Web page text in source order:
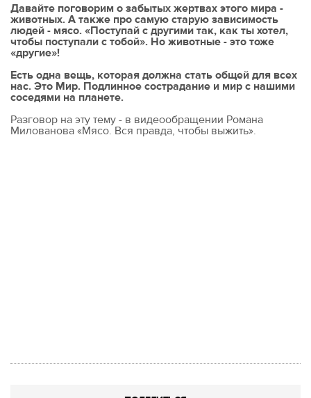
Давайте поговорим о забытых жертвах этого мира -
животных. А также про самую старую зависимость
людей - мясо. «Поступай с другими так, как ты хотел,
чтобы поступали с тобой». Но животные - это тоже
«другие»!
Есть одна вещь, которая должна стать общей для всех
нас. Это Мир. Подлинное сострадание и мир с нашими
соседями на планете.
Разговор на эту тему - в видеообращении Романа
Милованова «Мясо. Вся правда, чтобы выжить».